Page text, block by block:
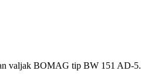
valjak BOMAG tip BW 151 AD-5.